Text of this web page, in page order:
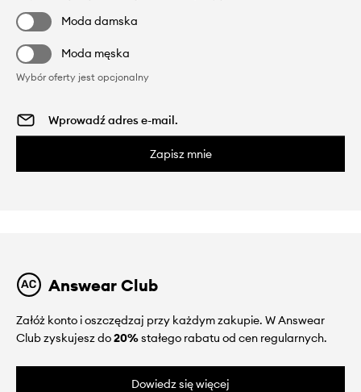
Moda damska
Moda męska
Wybór oferty jest opcjonalny
Zapisz mnie
Answear Club
Załóż konto i oszczędzaj przy każdym zakupie. W Answear
Club zyskujesz do20%stałego rabatu od cen regularnych.
Dowiedz się więcej